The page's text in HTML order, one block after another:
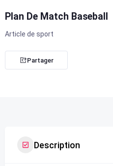
Plan De Match Baseball
Article de sport
Partager
Description